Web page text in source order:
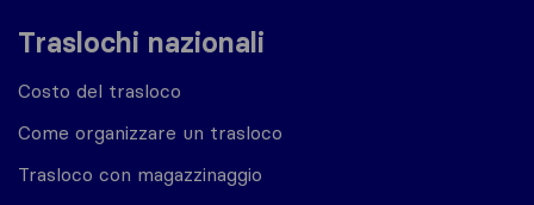
Traslochi nazionali
Costo del trasloco
Come organizzare un trasloco
Trasloco con magazzinaggio